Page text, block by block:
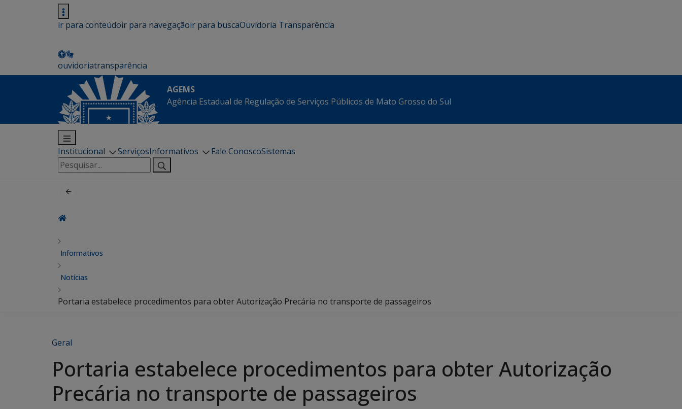
ir para conteúdoir para navegaçãoir para buscaOuvidoria Transparência
ouvidoriatransparência
AGEMS
Agência Estadual de Regulação de Serviços Públicos de Mato Grosso do Sul
Institucional ServiçosInformativos Fale ConoscoSistemas
Pesquisar
por:
Informativos
Notícias
Portaria estabelece procedimentos para obter Autorização Precária no transporte de passageiros
Geral
Portaria estabelece procedimentos para obter Autorização
Precária no transporte de passageiros